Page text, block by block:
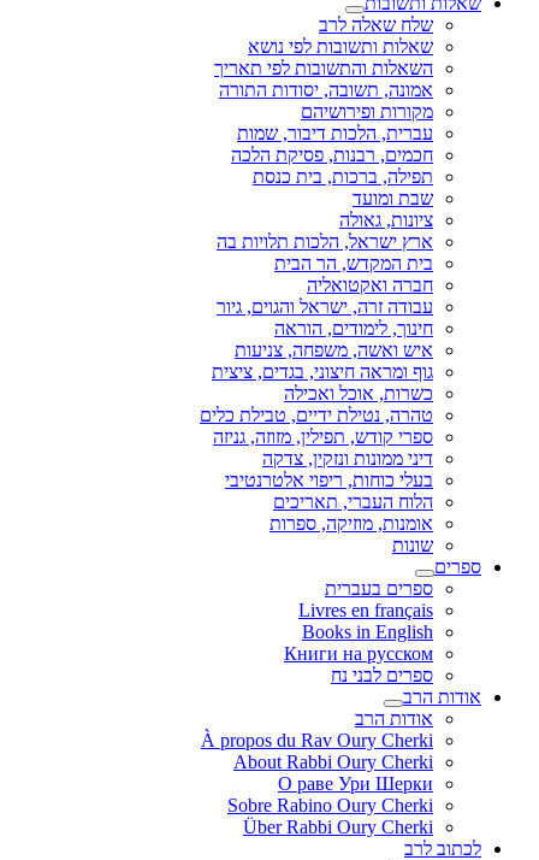
שלח שאלה לרב
שאלות ותשובות לפי נושא
השאלות והתשובות לפי תאריך
אמונה, תשובה, יסודות התורה
מקורות ופירושיהם
עברית, הלכות דיבור, שמות
חכמים, רבנות, פסיקת הלכה
תפילה, ברכות, בית כנסת
שבת ומועד
ציונות, גאולה
ארץ ישראל, הלכות תלויות בה
בית המקדש, הר הבית
חברה ואקטואליה
עבודה זרה, ישראל והגוים, גיור
חינוך, לימודים, הוראה
איש ואשה, משפחה, צניעות
גוף ומראה חיצוני, בגדים, ציצית
כשרות, אוכל ואכילה
טהרה, נטילת ידיים, טבילת כלים
ספרי קודש, תפילין, מזוזה, גניזה
דיני ממונות ונזקין, צדקה
בעלי כוחות, ריפוי אלטרנטיבי
הלוח העברי, תאריכים
אומנות, מוזיקה, ספרות
שונות
ספרים
ספרים בעברית
Livres en français
Books in English
Книги на русском
ספרים לבני נח
אודות הרב
אודות הרב
À propos du Rav Oury Cherki
About Rabbi Oury Cherki
О раве Ури Шерки
Sobre Rabino Oury Cherki
Über Rabbi Oury Cherki
לכתוב לרב